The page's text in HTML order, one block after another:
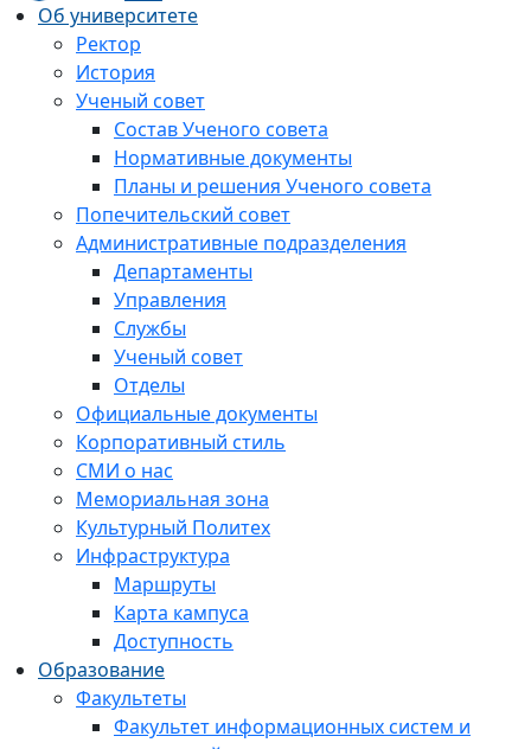
Об университете
Ректор
История
Ученый совет
Состав Ученого совета
Нормативные документы
Планы и решения Ученого совета
Попечительский совет
Административные подразделения
Департаменты
Управления
Службы
Ученый совет
Отделы
Официальные документы
Корпоративный стиль
СМИ о нас
Мемориальная зона
Культурный Политех
Инфраструктура
Маршруты
Карта кампуса
Доступность
Образование
Факультеты
Факультет информационных систем и